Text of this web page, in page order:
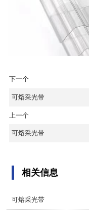
下一个
可熔采光带
上一个
可熔采光带
相关信息
可熔采光带